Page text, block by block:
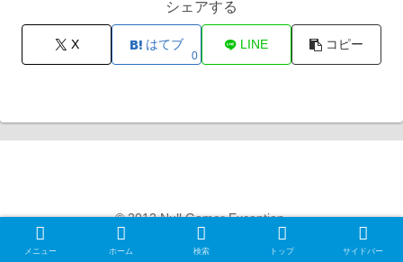
シェアする
X はてブ
0
LINE コピー
© 2012 Null Gamer Exception.
メニュー ホーム 検索 トップ サイドバー